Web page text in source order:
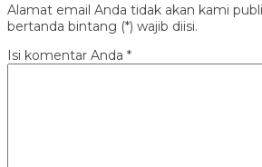
Alamat email Anda tidak akan kami
bertanda bintang (*) wajib diisi.
Isi komentar Anda *